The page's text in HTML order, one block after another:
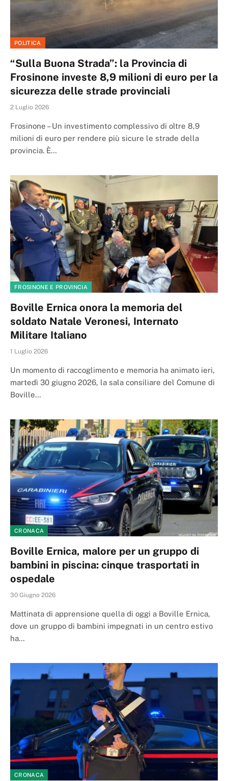
POLITICA
“Sulla Buona Strada”: la Provincia di
Frosinone investe 8,9 milioni di euro per la
sicurezza delle strade provinciali
2 Luglio 2026
Frosinone – Un investimento complessivo di oltre 8,9
milioni di euro per rendere più sicure le strade della
provincia. È…
FROSINONE E PROVINCIA
Boville Ernica onora la memoria del
soldato Natale Veronesi, Internato
Militare Italiano
1 Luglio 2026
Un momento di raccoglimento e memoria ha animato ieri,
martedì 30 giugno 2026, la sala consiliare del Comune di
Boville…
CRONACA
Boville Ernica, malore per un gruppo di
bambini in piscina: cinque trasportati in
ospedale
30 Giugno 2026
Mattinata di apprensione quella di oggi a Boville Ernica,
dove un gruppo di bambini impegnati in un centro estivo
ha…
CRONACA